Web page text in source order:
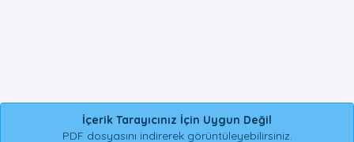
İçerik Tarayıcınız İçin Uygun Değil
PDF dosyasını indirerek görüntüleyebilirsiniz.